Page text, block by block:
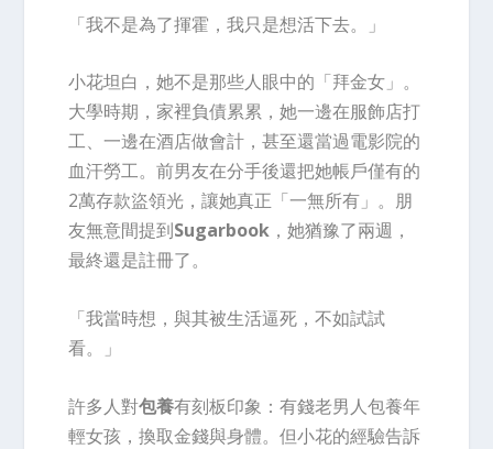
「我不是為了揮霍，我只是想活下去。」
小花坦白，她不是那些人眼中的「拜金女」。
大學時期，家裡負債累累，她一邊在服飾店打
工、一邊在酒店做會計，甚至還當過電影院的
血汗勞工。前男友在分手後還把她帳戶僅有的
2萬存款盜領光，讓她真正「一無所有」。朋
友無意間提到Sugarbook ，她猶豫了兩週，
最終還是註冊了。
「我當時想，與其被生活逼死，不如試試
看。」
許多人對包養有刻板印象：有錢老男人包養年
輕女孩，換取金錢與身體。但小花的經驗告訴